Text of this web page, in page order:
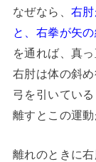
なぜなら、 右
と、右拳が矢
を通れば、真
右肘は体の斜
弓を引いてい
離すとこの運動
離れのときに